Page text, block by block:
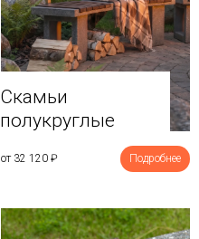
Скамьи
полукруглые
от 32 120 ₽ Подробнее